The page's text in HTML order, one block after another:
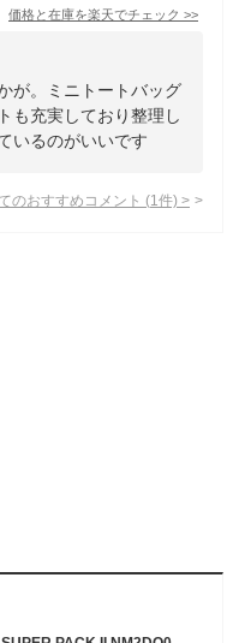
価格と在庫を楽天でチェック >>
が。ミニトートバッグ
も充実しており整理し
いるのがいいです
のおすすめコメント (1 件) >